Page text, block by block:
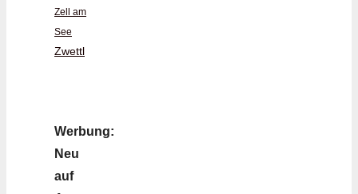
Zell am
See
Zwettl
Werbung:
Neu
auf